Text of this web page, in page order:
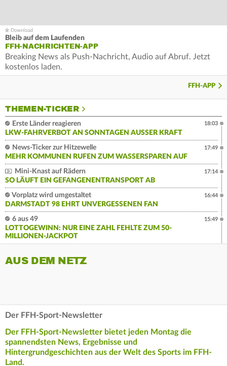
Bleib auf dem Laufenden
FFH-NACHRICHTEN-APP
Breaking News als Push-Nachricht, Audio auf Abruf. Jetzt
kostenlos laden.
FFH-APP
THEMEN-TICKER
Erste Länder reagieren
LKW-FAHRVERBOT AN SONNTAGEN AUSSER KRAFT
18:03
News-Ticker zur Hitzewelle
MEHR KOMMUNEN RUFEN ZUM WASSERSPAREN AUF
17:49
Mini-Knast auf Rädern
SO LÄUFT EIN GEFANGENENTRANSPORT AB
17:14
Vorplatz wird umgestaltet
DARMSTADT 98 EHRT UNVERGESSENEN FAN
16:44
6 aus 49
LOTTOGEWINN: NUR EINE ZAHL FEHLTE ZUM 50-
MILLIONEN-JACKPOT
15:49
AUS DEM NETZ
Der FFH-Sport-Newsletter
Der FFH-Sport-Newsletter bietet jeden Montag die
spannendsten News, Ergebnisse und
Hintergrundgeschichten aus der Welt des Sports im FFH-
Land.